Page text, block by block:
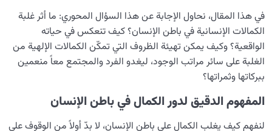
في هذا المقال، نحاول الإجابة عن هذا السؤال المحوري: ما أثر غلبة
الكمالات الإنسانية في باطن الإنسان؟ كيف تنعكس في حياته
الواقعية؟ وكيف يمكن تهيئة الظروف التي تمكّن الكمالات الإلهية من
الغلبة على سائر مراتب الوجود، ليغدو الفرد والمجتمع معاً منعمين
ببركاتها وثمراتها؟
المفهوم الدقيق لدور الكمال في باطن الإنسان
لنفهم كيف يغلب الكمال على باطن الإنسان، لا بدّ أولاً من الوقوف على